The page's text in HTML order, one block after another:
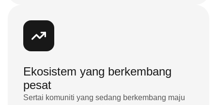
Ekosistem yang berkembang
pesat
Sertai komuniti yang sedang berkembang maju